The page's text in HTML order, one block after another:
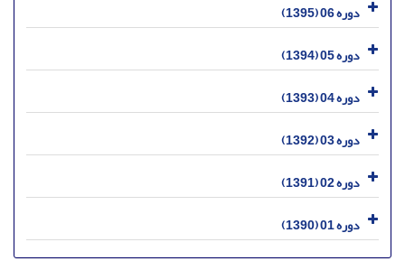
دوره 06 (1395)
دوره 05 (1394)
دوره 04 (1393)
دوره 03 (1392)
دوره 02 (1391)
دوره 01 (1390)